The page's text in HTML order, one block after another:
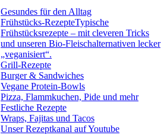
Gesundes für den Alltag
Frühstücks-RezepteTypische
Frühstücksrezepte – mit cleveren Tricks
und unseren Bio-Fleischalternativen lecker
„veganisiert“.
Grill-Rezepte
Burger & Sandwiches
Vegane Protein-Bowls
Pizza, Flammkuchen, Pide und mehr
Festliche Rezepte
Wraps, Fajitas und Tacos
Unser Rezeptkanal auf Youtube